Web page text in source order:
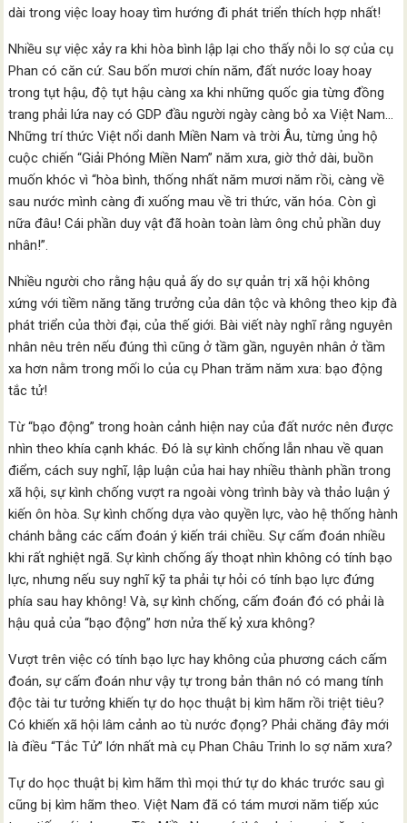
dài trong việc loay hoay tìm hướng đi phát triển thích hợp nhất!
Nhiều sự việc xảy ra khi hòa bình lập lại cho thấy nỗi lo sợ của cụ
Phan có căn cứ. Sau bốn mươi chín năm, đất nước loay hoay
trong tụt hậu, độ tụt hậu càng xa khi những quốc gia từng đồng
trang phải lứa nay có GDP đầu người ngày càng bỏ xa Việt Nam…
Những trí thức Việt nổi danh Miền Nam và trời Âu, từng ủng hộ
cuộc chiến “Giải Phóng Miền Nam” năm xưa, giờ thở dài, buồn
muốn khóc vì “hòa bình, thống nhất năm mươi năm rồi, càng về
sau nước mình càng đi xuống mau về tri thức, văn hóa. Còn gì
nữa đâu! Cái phần duy vật đã hoàn toàn làm ông chủ phần duy
nhân!”.
Nhiều người cho rằng hậu quả ấy do sự quản trị xã hội không
xứng với tiềm năng tăng trưởng của dân tộc và không theo kịp đà
phát triển của thời đại, của thế giới. Bài viết này nghĩ rằng nguyên
nhân nêu trên nếu đúng thì cũng ở tầm gần, nguyên nhân ở tầm
xa hơn nằm trong mối lo của cụ Phan trăm năm xưa: bạo động
tắc tử!
Từ “bạo động” trong hoàn cảnh hiện nay của đất nước nên được
nhìn theo khía cạnh khác. Đó là sự kình chống lẫn nhau về quan
điểm, cách suy nghĩ, lập luận của hai hay nhiều thành phần trong
xã hội, sự kình chống vượt ra ngoài vòng trình bày và thảo luận ý
kiến ôn hòa. Sự kình chống dựa vào quyền lực, vào hệ thống hành
chánh bằng các cấm đoán ý kiến trái chiều. Sự cấm đoán nhiều
khi rất nghiệt ngã. Sự kình chống ấy thoạt nhìn không có tính bạo
lực, nhưng nếu suy nghĩ kỹ ta phải tự hỏi có tính bạo lực đứng
phía sau hay không! Và, sự kình chống, cấm đoán đó có phải là
hậu quả của “bạo động” hơn nửa thế kỷ xưa không?
Vượt trên việc có tính bạo lực hay không của phương cách cấm
đoán, sự cấm đoán như vậy tự trong bản thân nó có mang tính
độc tài tư tưởng khiến tự do học thuật bị kìm hãm rồi triệt tiêu?
Có khiến xã hội lâm cảnh ao tù nước đọng? Phải chăng đây mới
là điều “Tắc Tử” lớn nhất mà cụ Phan Châu Trinh lo sợ năm xưa?
Tự do học thuật bị kìm hãm thì mọi thứ tự do khác trước sau gì
cũng bị kìm hãm theo. Việt Nam đã có tám mươi năm tiếp xúc